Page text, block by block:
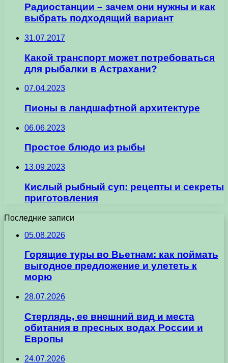
Радиостанции – зачем они нужны и как
выбрать подходящий вариант
31.07.2017
Какой транспорт может потребоваться
для рыбалки в Астрахани?
07.04.2023
Пионы в ландшафтной архитектуре
06.06.2023
Простое блюдо из рыбы
13.09.2023
Кислый рыбный суп: рецепты и секреты
приготовления
Последние записи
05.08.2026
Горящие туры во Вьетнам: как поймать
выгодное предложение и улететь к
морю
28.07.2026
Стерлядь, ее внешний вид и места
обитания в пресных водах России и
Европы
24.07.2026